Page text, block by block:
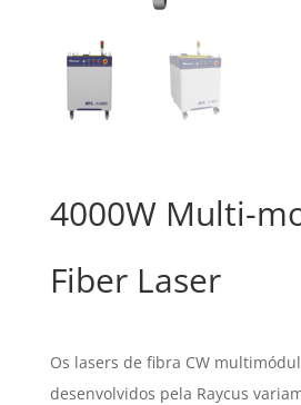
4000W Multi-
Fiber Laser
Os lasers de fibra CW
desenvolvidos pela Raycus